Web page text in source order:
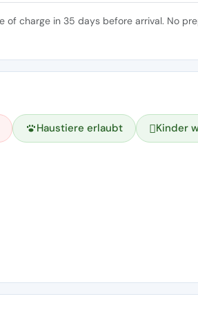
of charge in 35 days before arrival. No
Haustiere erlaubt Kinder